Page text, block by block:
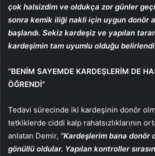
çok halsizdim ve oldukça zor günler
sonra kemik iliği nakli için uygun donör
başlandı. Sekiz kardeşiz ve yapılan
kardeşimin tam uyumlu olduğu
“BENİM SAYEMDE KARDEŞLERİM DE
ÖĞRENDİ”
Tedavi sürecinde iki kardeşinin donör
tetkiklerde ciddi kalp rahatsızlıklarının
anlatan Demir, “Kardeşlerim bana donör
gönüllü oldular. Yapılan kontroller